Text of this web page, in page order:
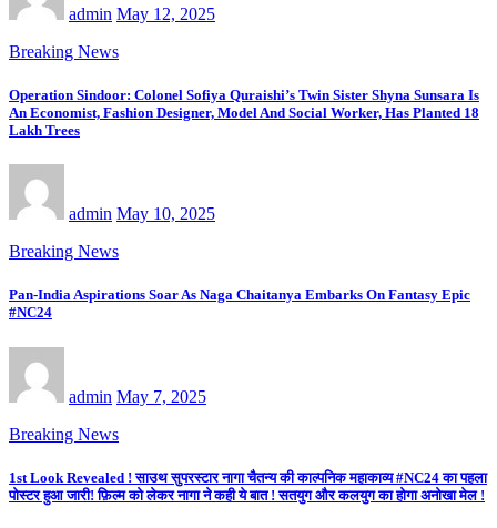
admin May 12, 2025
Breaking News
Operation Sindoor: Colonel Sofiya Quraishi’s Twin Sister Shyna Sunsara Is
An Economist, Fashion Designer, Model And Social Worker, Has Planted 18
Lakh Trees
admin May 10, 2025
Breaking News
Pan-India Aspirations Soar As Naga Chaitanya Embarks On Fantasy Epic
#NC24
admin May 7, 2025
Breaking News
1st Look Revealed ! साउथ सुपरस्टार नागा चैतन्य की काल्पनिक महाकाव्य #NC24 का पहला
पोस्टर हुआ जारी! फ़िल्म को लेकर नागा ने कही ये बात ! सतयुग और कलयुग का होगा अनोखा मेल !